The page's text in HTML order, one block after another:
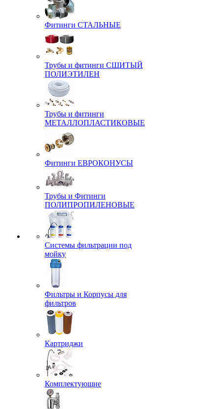
Фитинги СТАЛЬНЫЕ
Трубы и фитинги СШИТЫЙ
ПОЛИЭТИЛЕН
Трубы и фитинги
МЕТАЛЛОПЛАСТИКОВЫЕ
Фитинги ЕВРОКОНУСЫ
Трубы и Фитинги
ПОЛИПРОПИЛЕНОВЫЕ
Системы фильтрации под
мойку
Фильтры и Корпусы для
фильтров
Картриджи
Комплектующие